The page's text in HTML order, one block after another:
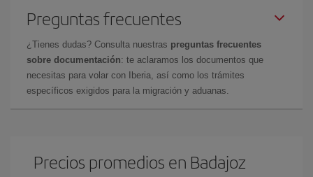
Preguntas frecuentes
¿Tienes dudas? Consulta nuestras preguntas frecuentes
sobre documentación: te aclaramos los documentos que
necesitas para volar con Iberia, así como los trámites
específicos exigidos para la migración y aduanas.
Precios promedios en Badajoz